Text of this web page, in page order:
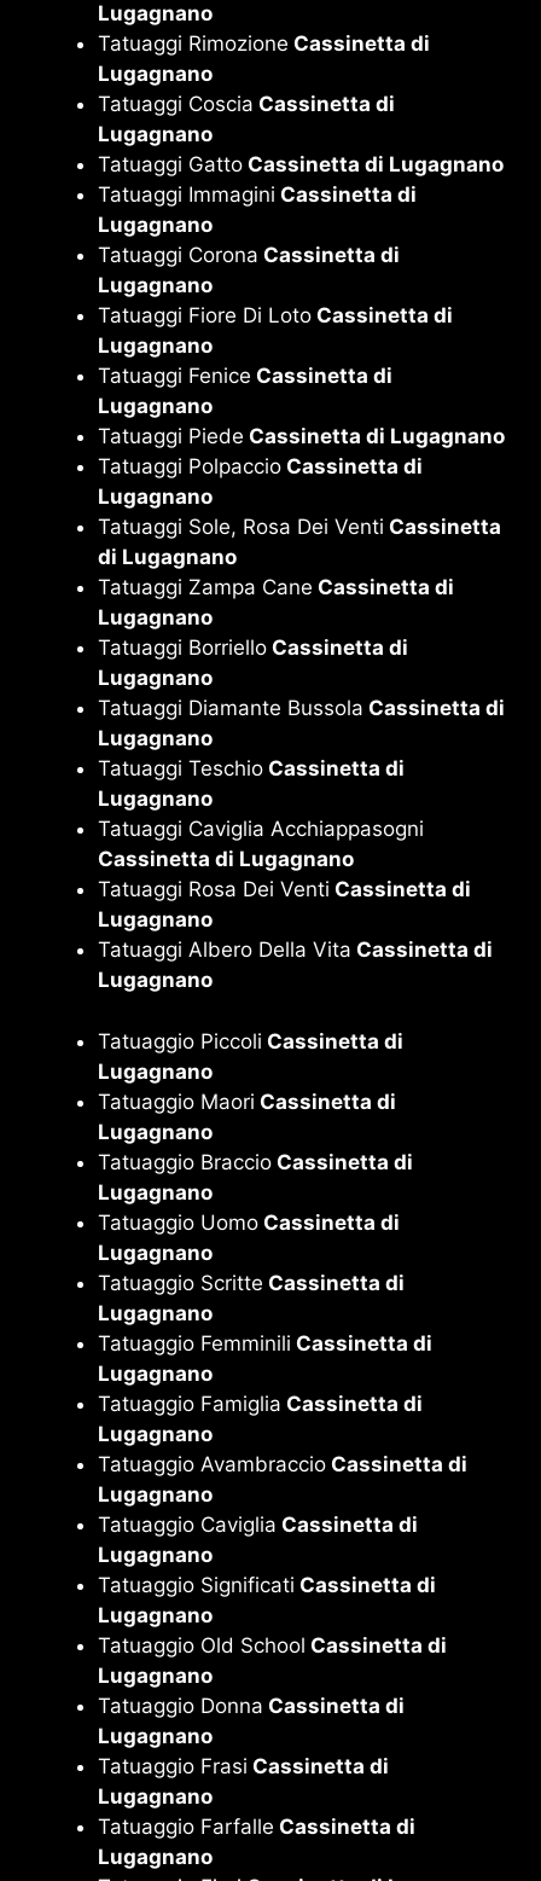
Lugagnano
Tatuaggi Rimozione Cassinetta di
Lugagnano
Tatuaggi Coscia Cassinetta di
Lugagnano
Tatuaggi Gatto Cassinetta di Lugagnano
Tatuaggi Immagini Cassinetta di
Lugagnano
Tatuaggi Corona Cassinetta di
Lugagnano
Tatuaggi Fiore Di Loto Cassinetta di
Lugagnano
Tatuaggi Fenice Cassinetta di
Lugagnano
Tatuaggi Piede Cassinetta di Lugagnano
Tatuaggi Polpaccio Cassinetta di
Lugagnano
Tatuaggi Sole, Rosa Dei Venti Cassinetta
di Lugagnano
Tatuaggi Zampa Cane Cassinetta di
Lugagnano
Tatuaggi Borriello Cassinetta di
Lugagnano
Tatuaggi Diamante Bussola Cassinetta di
Lugagnano
Tatuaggi Teschio Cassinetta di
Lugagnano
Tatuaggi Caviglia Acchiappasogni
Cassinetta di Lugagnano
Tatuaggi Rosa Dei Venti Cassinetta di
Lugagnano
Tatuaggi Albero Della Vita Cassinetta di
Lugagnano
Tatuaggio Piccoli Cassinetta di
Lugagnano
Tatuaggio Maori Cassinetta di
Lugagnano
Tatuaggio Braccio Cassinetta di
Lugagnano
Tatuaggio Uomo Cassinetta di
Lugagnano
Tatuaggio Scritte Cassinetta di
Lugagnano
Tatuaggio Femminili Cassinetta di
Lugagnano
Tatuaggio Famiglia Cassinetta di
Lugagnano
Tatuaggio Avambraccio Cassinetta di
Lugagnano
Tatuaggio Caviglia Cassinetta di
Lugagnano
Tatuaggio Significati Cassinetta di
Lugagnano
Tatuaggio Old School Cassinetta di
Lugagnano
Tatuaggio Donna Cassinetta di
Lugagnano
Tatuaggio Frasi Cassinetta di
Lugagnano
Tatuaggio Farfalle Cassinetta di
Lugagnano